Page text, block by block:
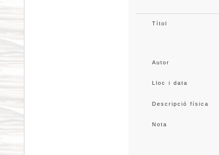
Títol
Autor
Lloc i data
Descripció física
Nota